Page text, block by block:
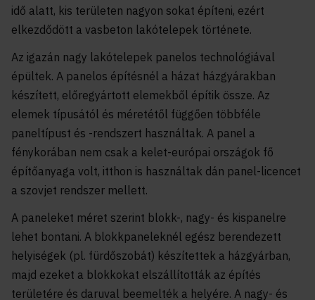
idő alatt, kis területen nagyon sokat építeni, ezért
elkezdődött a vasbeton lakótelepek története.
Az igazán nagy lakótelepek panelos technológiával
épültek. A panelos építésnél a házat házgyárakban
készített, előregyártott elemekből építik össze. Az
elemek típusától és méretétől függően többféle
paneltípust és -rendszert használtak. A panel a
fénykorában nem csak a kelet-európai országok fő
építőanyaga volt, itthon is használtak dán panel-licencet
a szovjet rendszer mellett.
A paneleket méret szerint blokk-, nagy- és kispanelre
lehet bontani. A blokkpaneleknél egész berendezett
helyiségek (pl. fürdőszobát) készítettek a házgyárban,
majd ezeket a blokkokat elszállították az építés
területére és daruval beemelték a helyére. A nagy- és